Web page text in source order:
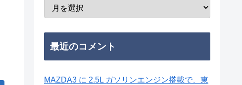
最近のコメント
MAZDA3 に 2.5L ガソリンエンジン搭載で、東